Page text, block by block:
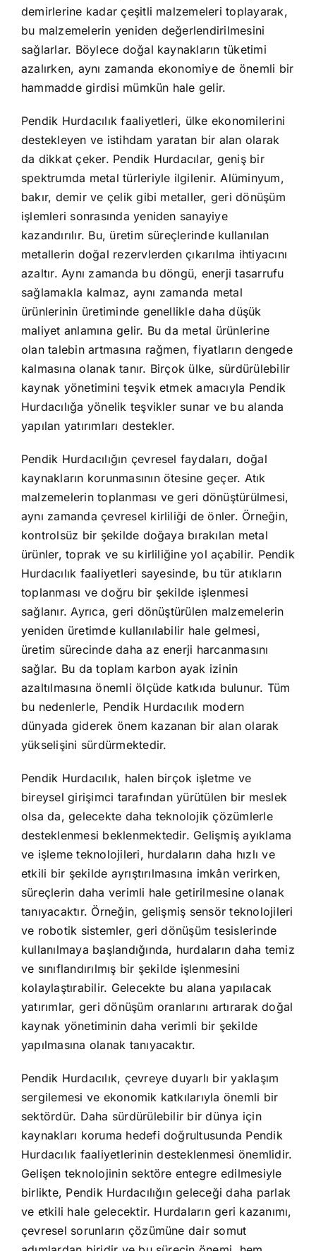
demirlerine kadar çeşitli malzemeleri toplayarak,
bu malzemelerin yeniden değerlendirilmesini
sağlarlar. Böylece doğal kaynakların tüketimi
azalırken, aynı zamanda ekonomiye de önemli bir
hammadde girdisi mümkün hale gelir.
Pendik Hurdacılık faaliyetleri, ülke ekonomilerini
destekleyen ve istihdam yaratan bir alan olarak
da dikkat çeker. Pendik Hurdacılar, geniş bir
spektrumda metal türleriyle ilgilenir. Alüminyum,
bakır, demir ve çelik gibi metaller, geri dönüşüm
işlemleri sonrasında yeniden sanayiye
kazandırılır. Bu, üretim süreçlerinde kullanılan
metallerin doğal rezervlerden çıkarılma ihtiyacını
azaltır. Aynı zamanda bu döngü, enerji tasarrufu
sağlamakla kalmaz, aynı zamanda metal
ürünlerinin üretiminde genellikle daha düşük
maliyet anlamına gelir. Bu da metal ürünlerine
olan talebin artmasına rağmen, fiyatların dengede
kalmasına olanak tanır. Birçok ülke, sürdürülebilir
kaynak yönetimini teşvik etmek amacıyla Pendik
Hurdacılığa yönelik teşvikler sunar ve bu alanda
yapılan yatırımları destekler.
Pendik Hurdacılığın çevresel faydaları, doğal
kaynakların korunmasının ötesine geçer. Atık
malzemelerin toplanması ve geri dönüştürülmesi,
aynı zamanda çevresel kirliliği de önler. Örneğin,
kontrolsüz bir şekilde doğaya bırakılan metal
ürünler, toprak ve su kirliliğine yol açabilir. Pendik
Hurdacılık faaliyetleri sayesinde, bu tür atıkların
toplanması ve doğru bir şekilde işlenmesi
sağlanır. Ayrıca, geri dönüştürülen malzemelerin
yeniden üretimde kullanılabilir hale gelmesi,
üretim sürecinde daha az enerji harcanmasını
sağlar. Bu da toplam karbon ayak izinin
azaltılmasına önemli ölçüde katkıda bulunur. Tüm
bu nedenlerle, Pendik Hurdacılık modern
dünyada giderek önem kazanan bir alan olarak
yükselişini sürdürmektedir.
Pendik Hurdacılık, halen birçok işletme ve
bireysel girişimci tarafından yürütülen bir meslek
olsa da, gelecekte daha teknolojik çözümlerle
desteklenmesi beklenmektedir. Gelişmiş ayıklama
ve işleme teknolojileri, hurdaların daha hızlı ve
etkili bir şekilde ayrıştırılmasına imkân verirken,
süreçlerin daha verimli hale getirilmesine olanak
tanıyacaktır. Örneğin, gelişmiş sensör teknolojileri
ve robotik sistemler, geri dönüşüm tesislerinde
kullanılmaya başlandığında, hurdaların daha temiz
ve sınıflandırılmış bir şekilde işlenmesini
kolaylaştırabilir. Gelecekte bu alana yapılacak
yatırımlar, geri dönüşüm oranlarını artırarak doğal
kaynak yönetiminin daha verimli bir şekilde
yapılmasına olanak tanıyacaktır.
Pendik Hurdacılık, çevreye duyarlı bir yaklaşım
sergilemesi ve ekonomik katkılarıyla önemli bir
sektördür. Daha sürdürülebilir bir dünya için
kaynakları koruma hedefi doğrultusunda Pendik
Hurdacılık faaliyetlerinin desteklenmesi önemlidir.
Gelişen teknolojinin sektöre entegre edilmesiyle
birlikte, Pendik Hurdacılığın geleceği daha parlak
ve etkili hale gelecektir. Hurdaların geri kazanımı,
çevresel sorunların çözümüne dair somut